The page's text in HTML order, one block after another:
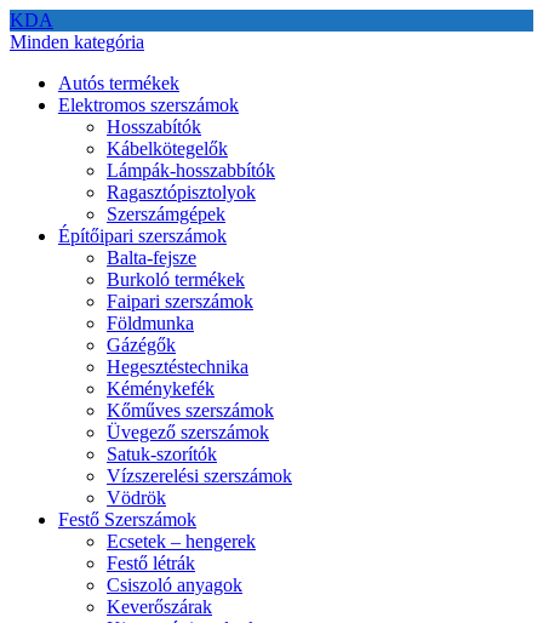
KDA
Minden kategória
Autós termékek
Elektromos szerszámok
Hosszabítók
Kábelkötegelők
Lámpák-hosszabbítók
Ragasztópisztolyok
Szerszámgépek
Építőipari szerszámok
Balta-fejsze
Burkoló termékek
Faipari szerszámok
Földmunka
Gázégők
Hegesztéstechnika
Kéménykefék
Kőműves szerszámok
Üvegező szerszámok
Satuk-szorítók
Vízszerelési szerszámok
Vödrök
Festő Szerszámok
Ecsetek – hengerek
Festő létrák
Csiszoló anyagok
Keverőszárak